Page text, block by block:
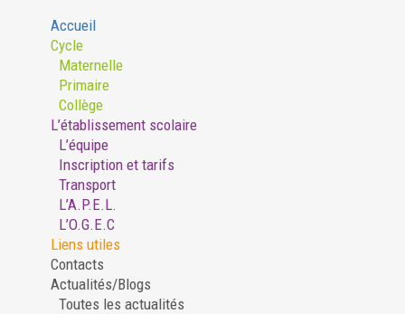
Accueil
Cycle
Maternelle
Primaire
Collège
L’établissement scolaire
L’équipe
Inscription et tarifs
Transport
L’A.P.E.L.
L’O.G.E.C
Liens utiles
Contacts
Actualités/Blogs
Toutes les actualités